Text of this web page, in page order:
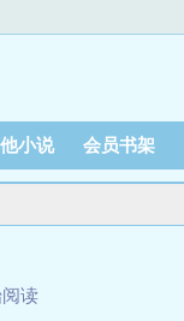
小说 会员书架
读